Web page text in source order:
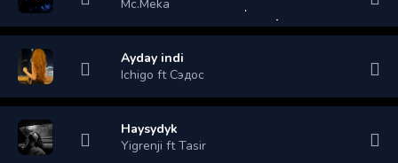
Mc.Meka
Ayday indi
Ichigo ft Сэдос
Haysydyk
Yigrenji ft Tasir